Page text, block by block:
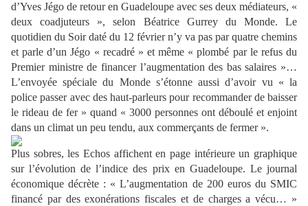
d’Yves Jégo de retour en Guadeloupe avec ses deux médiateurs, «
deux coadjuteurs », selon Béatrice Gurrey du Monde. Le
quotidien du Soir daté du 12 février n’y va pas par quatre chemins
et parle d’un Jégo « recadré » et même « plombé par le refus du
Premier ministre de financer l’augmentation des bas salaires »…
L’envoyée spéciale du Monde s’étonne aussi d’avoir vu « la
police passer avec des haut-parleurs pour recommander de baisser
le rideau de fer » quand « 3000 personnes ont déboulé et enjoint
dans un climat un peu tendu, aux commerçants de fermer ».
Plus sobres, les Echos affichent en page intérieure un graphique
sur l’évolution de l’indice des prix en Guadeloupe. Le journal
économique décrète : « L’augmentation de 200 euros du SMIC
financé par des exonérations fiscales et de charges a vécu… »